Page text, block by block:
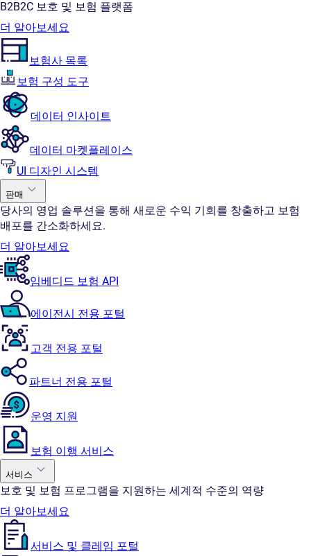
B2B2C 보호 및 보험 플랫폼
더 알아보세요
보험사 목록
보험 구성 도구
데이터 인사이트
데이터 마켓플레이스
UI 디자인 시스템
판매
당사의 영업 솔루션을 통해 새로운 수익 기회를 창출하고 보험
배포를 간소화하세요.
더 알아보세요
임베디드 보험 API
에이전시 전용 포털
고객 전용 포털
파트너 전용 포털
운영 지원
보험 이행 서비스
서비스
보호 및 보험 프로그램을 지원하는 세계적 수준의 역량
더 알아보세요
서비스 및 클레임 포털